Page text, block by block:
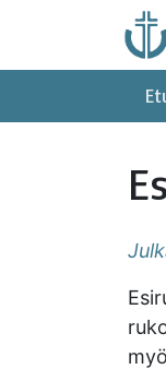
content